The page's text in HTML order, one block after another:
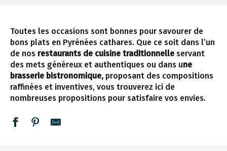
Toutes les occasions sont bonnes pour savourer de
bons plats en Pyrénées cathares. Que ce soit dans l’un
de nos restaurants de cuisine traditionnelle servant
des mets généreux et authentiques ou dans une
brasserie bistronomique, proposant des compositions
raffinées et inventives, vous trouverez ici de
nombreuses propositions pour satisfaire vos envies.